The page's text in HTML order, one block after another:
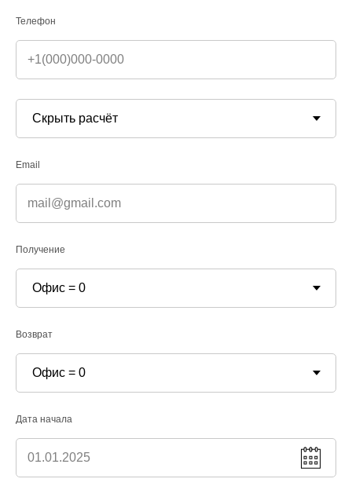
Телефон
Email
Получение
Возврат
Дата начала
ПРЕИМУЩЕСТВА
ПУТЕВОДИТЕЛЬ
(образец)
ПАРТНЁРЫ
+7 (962) 265-55-55‬